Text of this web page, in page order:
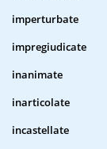
imperturbate
impregiudicate
inanimate
inarticolate
incastellate